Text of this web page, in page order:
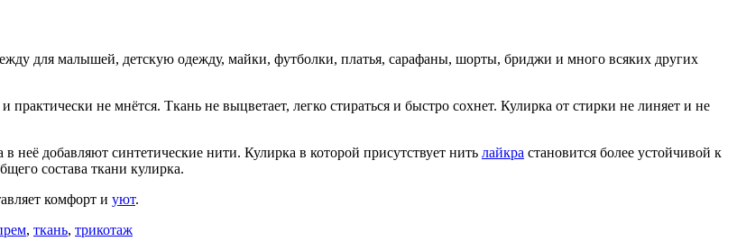
для малышей, детскую одежду, майки, футболки, платья, сарафаны, шорты, бриджи и много всяких других
не мнётся. Ткань не выцветает, легко стираться и быстро сохнет. Кулирка от стирки не линяет и не
неё добавляют синтетические нити. Кулирка в которой присутствует нить лайкра становится более устойчивой к
состава ткани кулирка.
комфорт и уют.
, ткань, трикотаж